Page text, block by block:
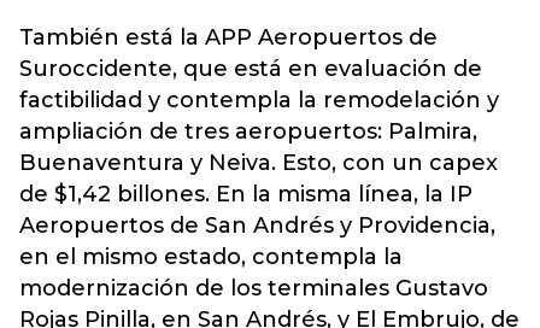
También está la APP Aeropuertos de
Suroccidente, que está en evaluación de
factibilidad y contempla la remodelación y
ampliación de tres aeropuertos: Palmira,
Buenaventura y Neiva. Esto, con un capex
de $1,42 billones. En la misma línea, la IP
Aeropuertos de San Andrés y Providencia,
en el mismo estado, contempla la
modernización de los terminales Gustavo
Rojas Pinilla, en San Andrés, y El Embrujo, de